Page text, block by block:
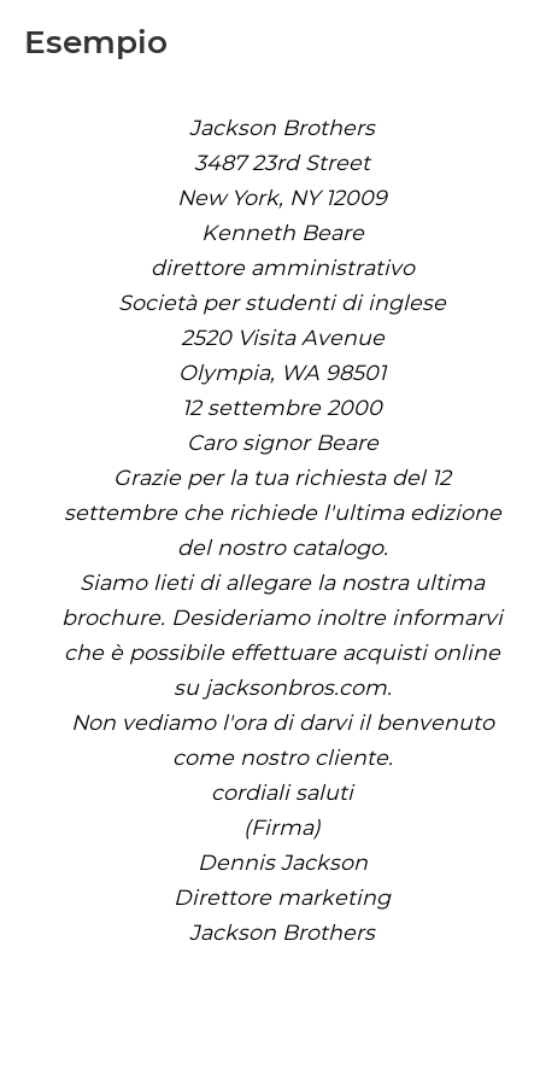
Esempio
Jackson Brothers
3487 23rd Street
New York, NY 12009
Kenneth Beare
direttore amministrativo
Società per studenti di inglese
2520 Visita Avenue
Olympia, WA 98501
12 settembre 2000
Caro signor Beare
Grazie per la tua richiesta del 12
settembre che richiede l'ultima edizione
del nostro catalogo.
Siamo lieti di allegare la nostra ultima
brochure. Desideriamo inoltre informarvi
che è possibile effettuare acquisti online
su jacksonbros.com.
Non vediamo l'ora di darvi il benvenuto
come nostro cliente.
cordiali saluti
(Firma)
Dennis Jackson
Direttore marketing
Jackson Brothers